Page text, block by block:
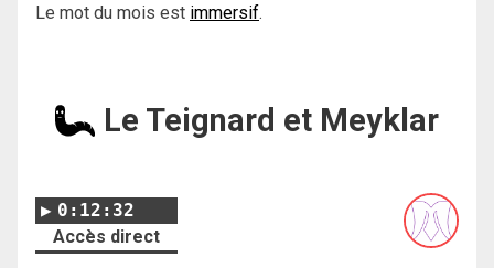
Le mot du mois est immersif.
Le Teignard et Meyklar
0:12:32
Accès direct